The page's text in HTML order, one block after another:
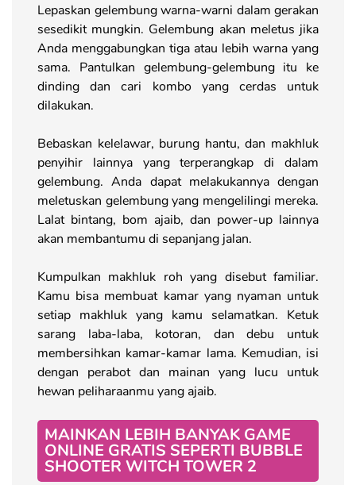
Lepaskan gelembung warna-warni dalam gerakan
sesedikit mungkin. Gelembung akan meletus jika
Anda menggabungkan tiga atau lebih warna yang
sama. Pantulkan gelembung-gelembung itu ke
dinding dan cari kombo yang cerdas untuk
dilakukan.
Bebaskan kelelawar, burung hantu, dan makhluk
penyihir lainnya yang terperangkap di dalam
gelembung. Anda dapat melakukannya dengan
meletuskan gelembung yang mengelilingi mereka.
Lalat bintang, bom ajaib, dan power-up lainnya
akan membantumu di sepanjang jalan.
Kumpulkan makhluk roh yang disebut familiar.
Kamu bisa membuat kamar yang nyaman untuk
setiap makhluk yang kamu selamatkan. Ketuk
sarang laba-laba, kotoran, dan debu untuk
membersihkan kamar-kamar lama. Kemudian, isi
dengan perabot dan mainan yang lucu untuk
hewan peliharaanmu yang ajaib.
MAINKAN LEBIH BANYAK GAME
ONLINE GRATIS SEPERTI BUBBLE
SHOOTER WITCH TOWER 2